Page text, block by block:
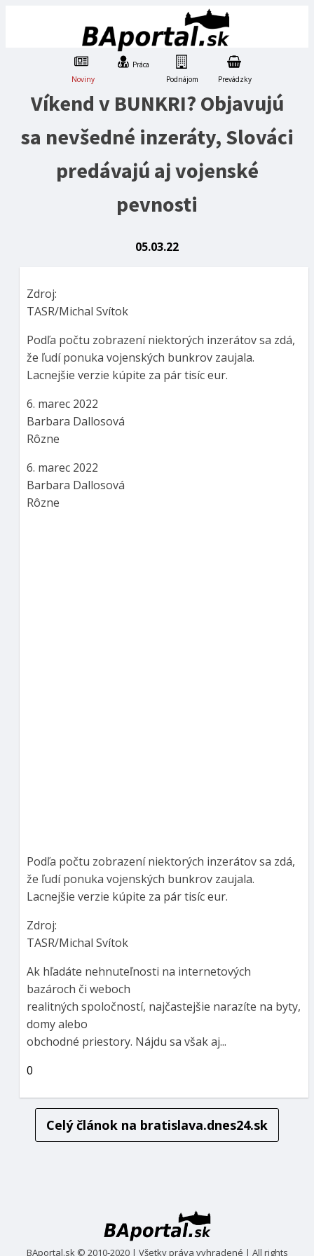
Noviny
Práca
Podnájom
Prevádzky
Víkend v BUNKRI? Objavujú
sa nevšedné inzeráty, Slováci
predávajú aj vojenské
pevnosti
05.03.22
Zdroj:
TASR/Michal Svítok
Podľa počtu zobrazení niektorých inzerátov sa zdá,
že ľudí ponuka vojenských bunkrov zaujala.
Lacnejšie verzie kúpite za pár tisíc eur.
6. marec 2022
Barbara Dallosová
Rôzne
6. marec 2022
Barbara Dallosová
Rôzne
Podľa počtu zobrazení niektorých inzerátov sa zdá,
že ľudí ponuka vojenských bunkrov zaujala.
Lacnejšie verzie kúpite za pár tisíc eur.
Zdroj:
TASR/Michal Svítok
Ak hľadáte nehnuteľnosti na internetových
bazároch či weboch
realitných spoločností, najčastejšie narazíte na byty,
domy alebo
obchodné priestory. Nájdu sa však aj...
0
Celý článok na bratislava.dnes24.sk
BAportal.sk © 2010-2020 | Všetky práva vyhradené | All rights